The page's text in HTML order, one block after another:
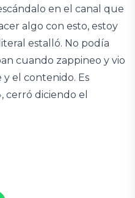
en el canal que
algo con esto, estoy
estalló. No podía
cuando zappineo y vio
el contenido. Es
cerró diciendo el